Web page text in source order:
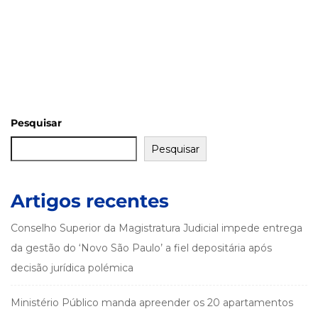
Pesquisar
Pesquisar
Artigos recentes
Conselho Superior da Magistratura Judicial impede entrega
da gestão do ‘Novo São Paulo’ a fiel depositária após
decisão jurídica polémica
Ministério Público manda apreender os 20 apartamentos